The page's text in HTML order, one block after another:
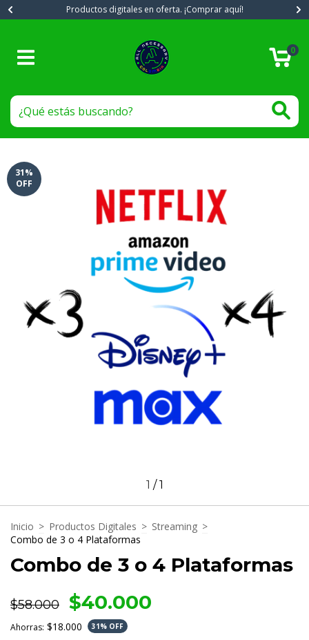
Productos digitales en oferta. ¡Comprar aquí!
0
31%
OFF
1 /1
Inicio > Productos Digitales > Streaming >
Combo de 3 o 4 Plataformas
Combo de 3 o 4 Plataformas
$58.000 $40.000
Ahorras: $18.000 31% OFF